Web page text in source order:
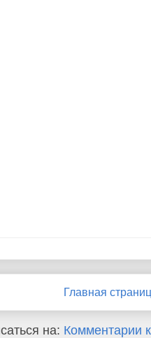
Главная
на: Комментарии